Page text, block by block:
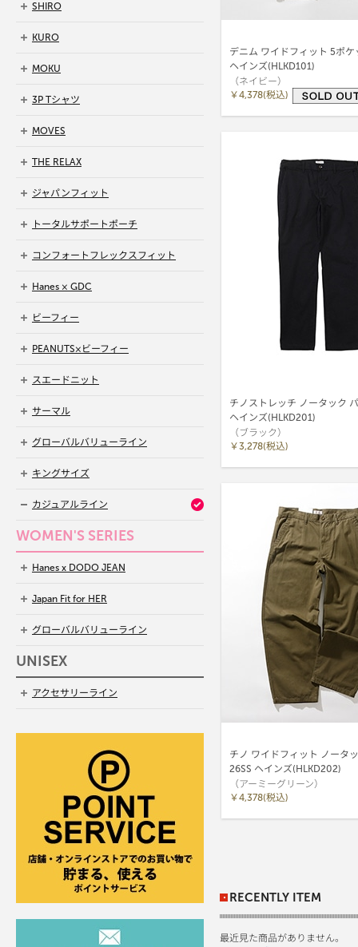
デニム ワイドフィット 5ポケ
ヘインズ(HLKD101)
（ネイビー）
￥4,378(税込)
チノストレッチ ノータック
ヘインズ(HLKD201)
（ブラック）
￥3,278(税込)
チノ ワイドフィット ノータ
26SS ヘインズ(HLKD202)
（アーミーグリーン）
￥4,378(税込)
SHIRO
KURO
MOKU
3P Tシャツ
MOVES
THE RELAX
ジャパンフィット
トータルサポートポーチ
コンフォートフレックスフィット
Hanes × GDC
ビーフィー
PEANUTS×ビーフィー
スエードニット
サーマル
グローバルバリューライン
キングサイズ
カジュアルライン
WOMEN'S SERIES
Hanes x DODO JEAN
Japan Fit for HER
グローバルバリューライン
UNISEX
アクセサリーライン
RECENTLY ITEM
最近見た商品がありません。